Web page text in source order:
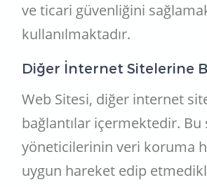
ve ticari güvenliğini
kullanılmaktadır.
Diğer İnternet Sitelerine
Web Sitesi, diğer internet
bağlantılar içermektedir. Bu
yöneticilerinin veri koruma
uygun hareket edip